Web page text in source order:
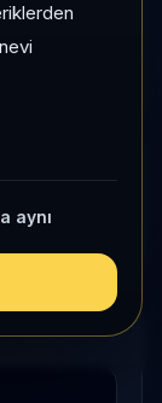
aynı